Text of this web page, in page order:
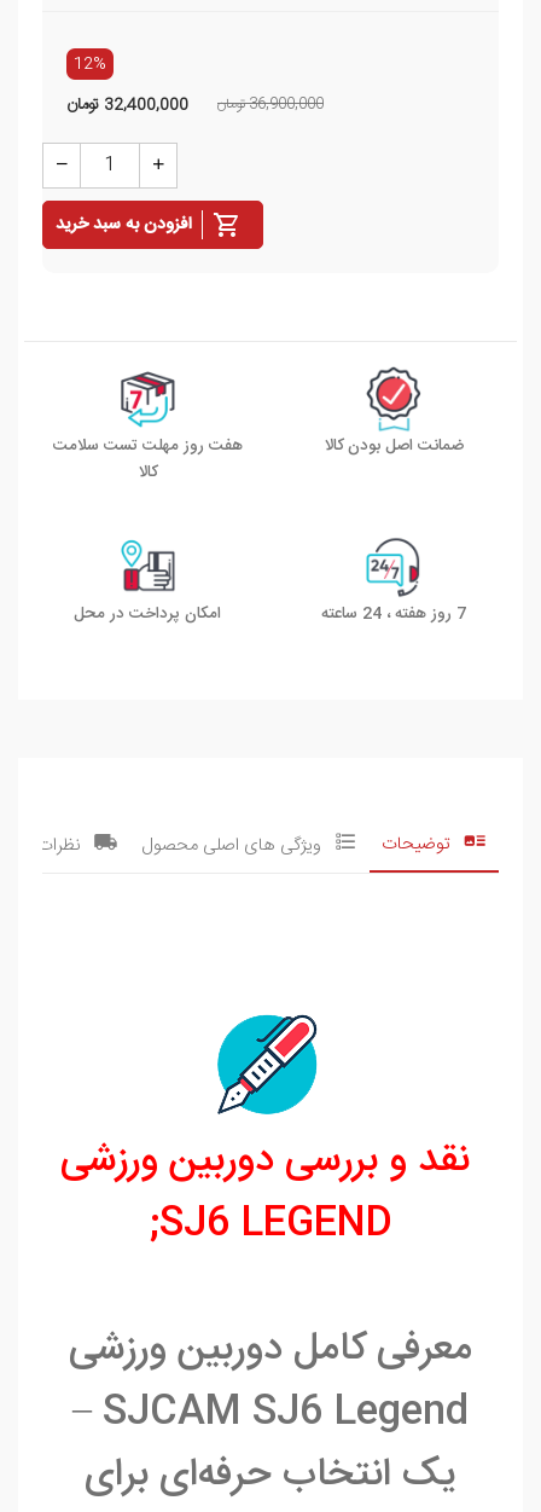
12%
36,900,000 تومان 32,400,000 تومان
افزودن به سبد خرید
ضمانت اصل بودن کالا
هفت روز مهلت تست سلامت
کالا
7 روز هفته ، 24 ساعته امکان پرداخت در محل
توضیحات ویژگی های اصلی محصول نظرات
نقد و بررسی دوربین ورزشی
SJ6 LEGEND;
معرفی کامل دوربین ورزشی
SJCAM SJ6 Legend –
یک انتخاب حرفه‌ای‌ برای